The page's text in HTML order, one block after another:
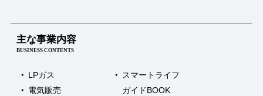
主な事業内容
BUSINESS CONTENTS
LPガス
電気販売
スマートライフ
ガイドBOOK